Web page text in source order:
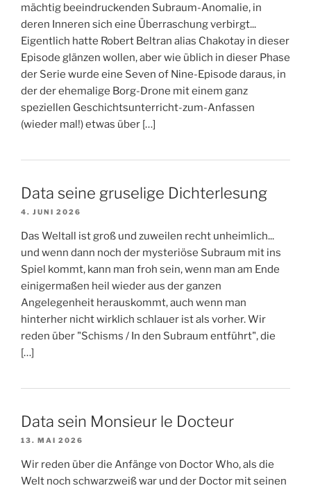
mächtig beeindruckenden Subraum-Anomalie, in
deren Inneren sich eine Überraschung verbirgt...
Eigentlich hatte Robert Beltran alias Chakotay in dieser
Episode glänzen wollen, aber wie üblich in dieser Phase
der Serie wurde eine Seven of Nine-Episode daraus, in
der der ehemalige Borg-Drone mit einem ganz
speziellen Geschichtsunterricht-zum-Anfassen
(wieder mal!) etwas über […]
Data seine gruselige Dichterlesung
4. JUNI 2026
Das Weltall ist groß und zuweilen recht unheimlich...
und wenn dann noch der mysteriöse Subraum mit ins
Spiel kommt, kann man froh sein, wenn man am Ende
einigermaßen heil wieder aus der ganzen
Angelegenheit herauskommt, auch wenn man
hinterher nicht wirklich schlauer ist als vorher. Wir
reden über "Schisms / In den Subraum entführt", die
[…]
Data sein Monsieur le Docteur
13. MAI 2026
Wir reden über die Anfänge von Doctor Who, als die
Welt noch schwarzweiß war und der Doctor mit seinen